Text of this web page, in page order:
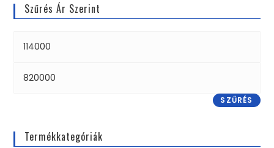
Szűrés Ár Szerint
SZŰRÉS
Termékkategóriák